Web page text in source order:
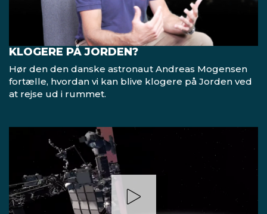
KLOGERE PÅ JORDEN?
Hør den d​en danske astronaut Andreas Mogensen
fortælle, hvordan vi kan blive klogere på Jorden ved
at rejse ud i rummet.